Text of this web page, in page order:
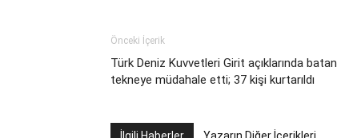
Önceki İçerik
Türk Deniz Kuvvetleri Girit açıklarında batan
tekneye müdahale etti; 37 kişi kurtarıldı